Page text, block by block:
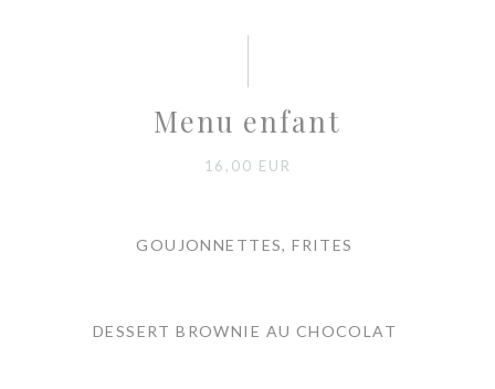
Menu enfant
16,00 EUR
GOUJONNETTES, FRITES
DESSERT BROWNIE AU CHOCOLAT